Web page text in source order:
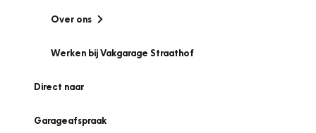
Over ons
Werken bij Vakgarage Straathof
Direct naar
Garageafspraak